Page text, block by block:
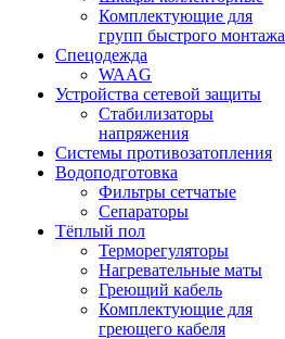
Комплектующие для
групп быстрого монтажа
Спецодежда
WAAG
Устройства сетевой защиты
Стабилизаторы
напряжения
Системы противозатопления
Водоподготовка
Фильтры сетчатые
Сепараторы
Тёплый пол
Терморегуляторы
Нагревательные маты
Греющий кабель
Комплектующие для
греющего кабеля